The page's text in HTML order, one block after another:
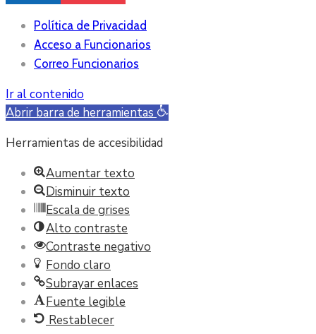
Política de Privacidad
Acceso a Funcionarios
Correo Funcionarios
Ir al contenido
Abrir barra de herramientas
Herramientas de accesibilidad
Aumentar texto
Disminuir texto
Escala de grises
Alto contraste
Contraste negativo
Fondo claro
Subrayar enlaces
Fuente legible
Restablecer